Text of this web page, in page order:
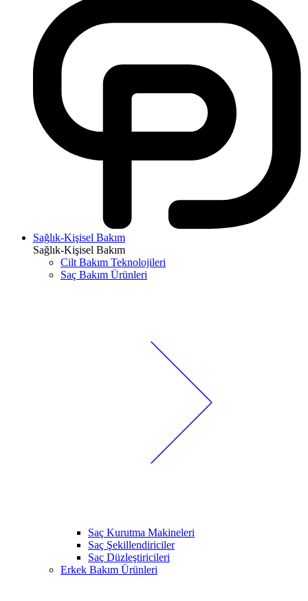
Sağlık-Kişisel Bakım
Sağlık-Kişisel Bakım
Cilt Bakım Teknolojileri
Saç Bakım Ürünleri
Saç Kurutma Makineleri
Saç Şekillendiriciler
Saç Düzleştiricileri
Erkek Bakım Ürünleri